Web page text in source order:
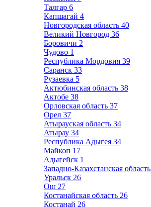
Талгар 6
Капшагай 4
Новгородская область 40
Великий Новгород 36
Боровичи 2
Чудово 1
Республика Мордовия 39
Саранск 33
Рузаевка 5
Актюбинская область 38
Актобе 38
Орловская область 37
Орел 37
Атырауская область 34
Атырау 34
Республика Адыгея 34
Майкоп 17
Адыгейск 1
Западно-Казахстанская область
Уральск 26
Ош 27
Костанайская область 26
Костанай 26